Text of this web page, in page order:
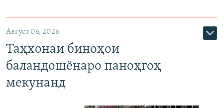
Август 06, 2026
Таҳхонаи биноҳои
баландошёнаро паноҳгоҳ
мекунанд